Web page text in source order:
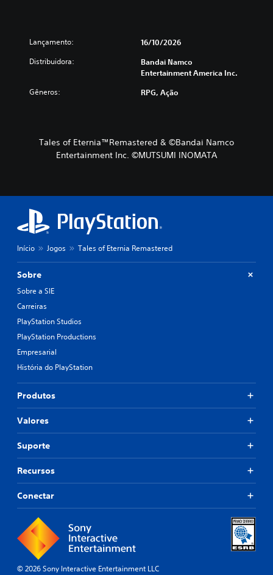
Lançamento: 16/10/2026
Distribuidora:
Bandai Namco
Entertainment America Inc.
Gêneros: RPG, Ação
Tales of Eternia™Remastered & ©Bandai Namco
Entertainment Inc. ©MUTSUMI INOMATA
Início Jogos Tales of Eternia Remastered
Sobre
Sobre a SIE
Carreiras
PlayStation Studios
PlayStation Productions
Empresarial
História do PlayStation
Produtos
Valores
Suporte
Recursos
Conectar
© 2026 Sony Interactive Entertainment LLC